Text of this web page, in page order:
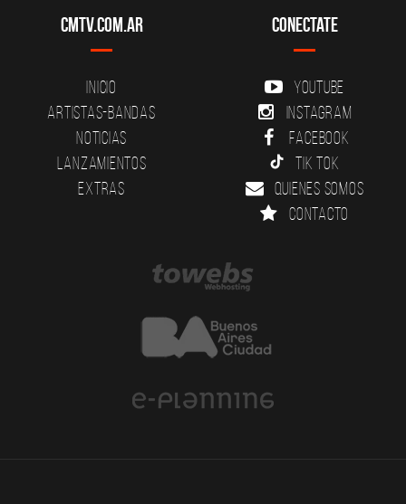
CMTV.com.ar
Inicio
Artistas-Bandas
Noticias
Lanzamientos
Extras
Conectate
YouTube
Instagram
Facebook
Tik Tok
Quienes somos
Contacto